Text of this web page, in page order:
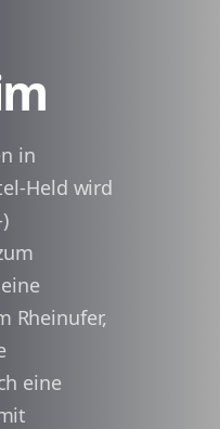
in
Held wird
Rheinufer,
eine